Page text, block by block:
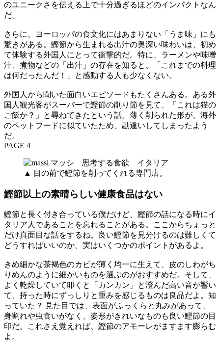
のユニークさを伝える上で十分過ぎるほどのインパクトなん
だ。
さらに、ヨーロッパの食文化にはあまりない「うま味」にも
驚きがある。鰹節から生まれる出汁の奥深い味わいは、初め
て体験する外国人にとって衝撃的だ。特に、ラーメンや味噌
汁、煮物などの「出汁」の存在を知ると、「これまでの料理
は何だったんだ！」と感動する人も少なくない。
外国人から聞いた面白いエピソードもたくさんある。ある外
国人観光客がスーパーで鰹節の削り節を見て、「これは猫の
ご飯か？」と尋ねてきたという話。薄く削られた形が、海外
のペットフードに似ていたため、勘違いしてしまったよう
だ。
PAGE 4
▲ 目の前で鰹節を削ってくれる専門店。
鰹節以上の素晴らしい健康食品はない
鰹節と長く付き合っている僕だけど、鰹節の話になる時にイ
タリア人であることを忘れることがある。ここからちょっと
だけ真面目な話をするね。良い鰹節を見分けるのは難しくて
どうすればいいのか、実はいくつかのポイントがあるよ。
きめ細かな茶褐色のカビが薄く均一に生えて、皮のしわがち
りめんのように細かいものを選ぶのがおすすめだ。そして、
よく乾燥していて叩くと「カンカン」と澄んだ高い音が響い
て、持った時にずっしりと重みを感じるものは良品だよ。知
っていた？ 見た目では、表面がふっくらと丸みがあって、
身割れや虫食いがなく、姿形がきれいなものも良い鰹節の目
印だ。これさえ覚えれば、鰹節のアモーレがますます膨らむ
よ。